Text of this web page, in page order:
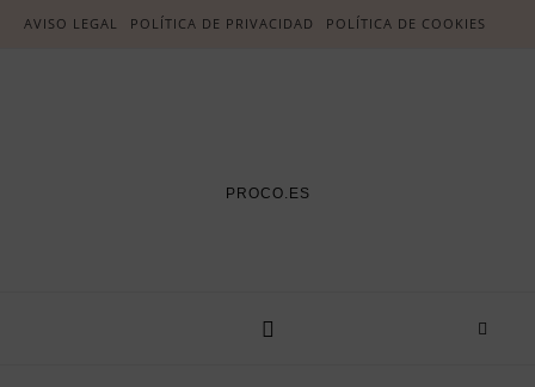
AVISO LEGAL POLÍTICA DE PRIVACIDAD POLÍTICA DE COOKIES
PROCO.ES